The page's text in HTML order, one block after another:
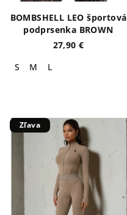
BOMBSHELL LEO športová
podprsenka BROWN
27,90 €
S
M L
Zľava